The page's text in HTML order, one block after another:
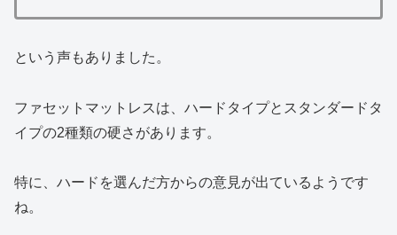
という声もありました。
ファセットマットレスは、ハードタイプとスタンダードタ
イプの2種類の硬さがあります。
特に、ハードを選んだ方からの意見が出ているようです
ね。